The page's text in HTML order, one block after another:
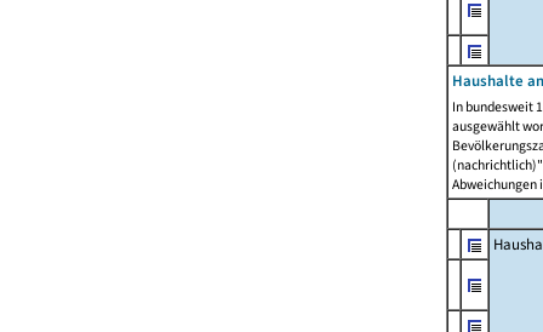
Haushalte
In bundesweit
ausgewählt
Abweichungen